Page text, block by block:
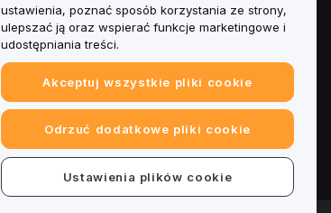
Biuletyny informacyjne
kryptoaktywów
ustawienia, poznać sposób korzystania ze strony,
ulepszać ją oraz wspierać funkcje marketingowe i
udostępniania treści.
Akceptuj wszystkie pliki cookie
Odrzuć dodatkowe pliki cookie
Ustawienia plików cookie